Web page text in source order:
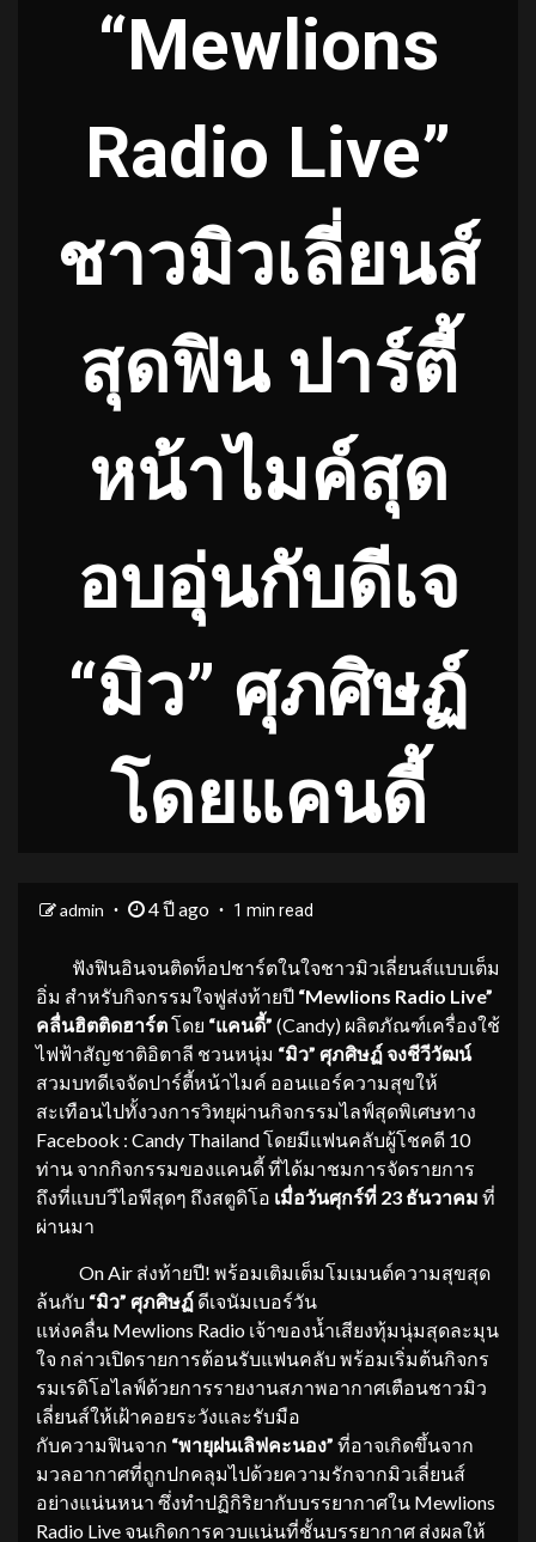
“Mewlions
Radio Live”
ชาวมิวเลี่ยนส์
สุดฟิน ปาร์ตี้
หน้าไมค์สุด
อบอุ่นกับดีเจ
“มิว” ศุภศิษฏ์
โดยแคนดี้
admin 4 ปี ago 1 min read
ฟังฟินอินจนติดท็อปชาร์ตในใจชาวมิวเลี่ยนส์แบบเต็ม
อิ่ม สำหรับกิจกรรมใจฟูส่งท้ายปี “Mewlions Radio Live”
คลื่นฮิตติดฮาร์ตโดย “แคนดี้” (Candy) ผลิตภัณฑ์เครื่องใช้
ไฟฟ้าสัญชาติอิตาลี ชวนหนุ่ม “มิว” ศุภศิษฏ์ จงชีวีวัฒน์
สวมบทดีเจจัดปาร์ตี้หน้าไมค์ ออนแอร์ความสุขให้
สะเทือนไปทั้งวงการวิทยุผ่านกิจกรรมไลฟ์สุดพิเศษทาง
Facebook : Candy Thailand โดยมีแฟนคลับผู้โชคดี 10
ท่าน จากกิจกรรมของแคนดี้ ที่ได้มาชมการจัดรายการ
ถึงที่แบบวีไอพีสุดๆ ถึงสตูดิโอ เมื่อวันศุกร์ที่ 23 ธันวาคม ที่
ผ่านมา
On Air ส่งท้ายปี! พร้อมเติมเต็มโมเมนต์ความสุขสุด
ล้นกับ “มิว” ศุภศิษฏ์ ดีเจนัมเบอร์วัน
แห่งคลื่น Mewlions Radio เจ้าของน้ำเสียงทุ้มนุ่มสุดละมุน
ใจ กล่าวเปิดรายการต้อนรับแฟนคลับ พร้อมเริ่มต้นกิจกร
รมเรดิโอไลฟ์ด้วยการรายงานสภาพอากาศเตือนชาวมิว
เลี่ยนส์ให้เฝ้าคอยระวังและรับมือ
กับความฟินจาก “พายุฝนเลิฟคะนอง” ที่อาจเกิดขึ้นจาก
มวลอากาศที่ถูกปกคลุมไปด้วยความรักจากมิวเลี่ยนส์
อย่างแน่นหนา ซึ่งทำปฏิกิริยากับบรรยากาศใน Mewlions
Radio Live จนเกิดการควบแน่นที่ชั้นบรรยากาศ ส่งผลให้